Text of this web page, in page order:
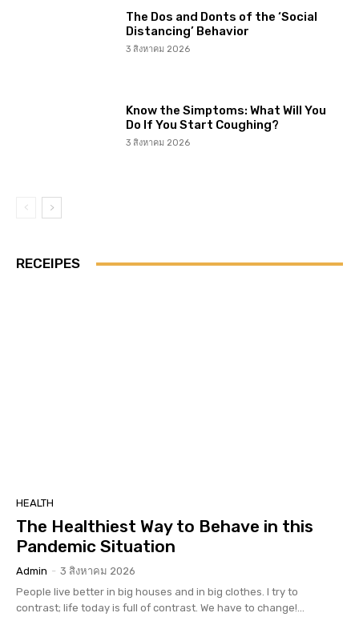
The Dos and Donts of the ‘Social
Distancing’ Behavior
3 สิงหาคม 2026
Know the Simptoms: What Will You
Do If You Start Coughing?
3 สิงหาคม 2026
RECEIPES
HEALTH
The Healthiest Way to Behave in this
Pandemic Situation
Admin - 3 สิงหาคม 2026
People live better in big houses and in big clothes. I try to
contrast; life today is full of contrast. We have to change!...